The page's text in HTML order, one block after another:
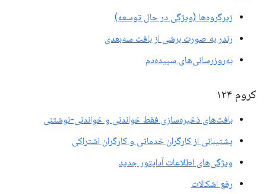
زیرگروه‌ها (ویژگی در حال توسعه)
رندر به صورت برشی از بافت سه‌بعدی
به‌روزرسانی‌های سپیده‌دم
کروم ۱۲۴
بافت‌های ذخیره‌سازی فقط خواندنی و خواندنی-نوشتنی
پشتیبانی از کارگران خدماتی و کارگران اشتراکی
ویژگی‌های اطلاعات آداپتور جدید
رفع اشکالات